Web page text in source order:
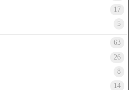
17
5
63
26
8
14